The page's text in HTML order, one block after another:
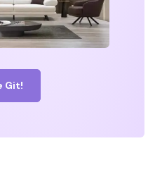
Git!